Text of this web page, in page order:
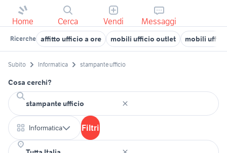
Home Cerca Vendi Messaggi
Ricerche affitto ufficio a ore mobili ufficio outlet mobili
Subito Informatica stampante ufficio
Cosa cerchi?
Informatica Filtri